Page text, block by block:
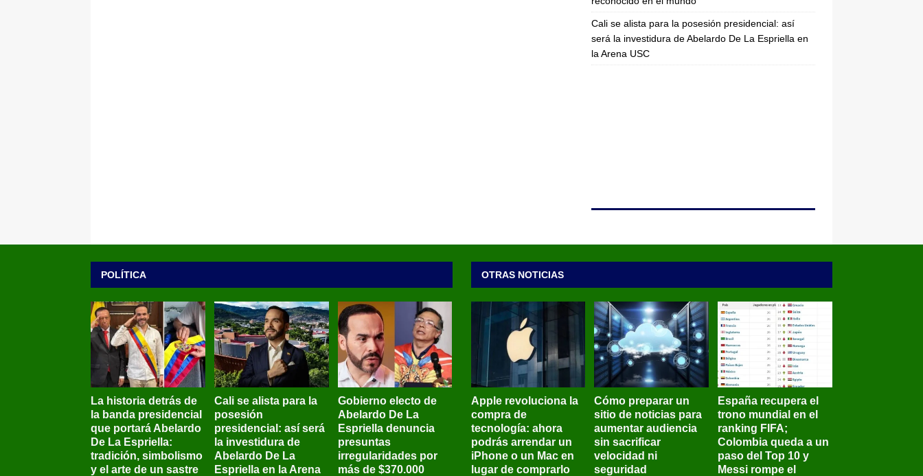
Cali se alista para la posesión presidencial: así
será la investidura de Abelardo De La Espriella en
la Arena USC
POLÍTICA
La historia detrás de
la banda presidencial
que portará Abelardo
De La Espriella:
tradición, simbolismo
y el arte de un sastre
Cali se alista para la
posesión
presidencial: así será
la investidura de
Abelardo De La
Espriella en la Arena
Gobierno electo de
Abelardo De La
Espriella denuncia
presuntas
irregularidades por
más de $370.000
OTRAS NOTICIAS
Apple revoluciona la
compra de
tecnología: ahora
podrás arrendar un
iPhone o un Mac en
lugar de comprarlo
Cómo preparar un
sitio de noticias para
aumentar audiencia
sin sacrificar
velocidad ni
seguridad
España recupera el
trono mundial en el
ranking FIFA;
Colombia queda a un
paso del Top 10 y
Messi rompe el